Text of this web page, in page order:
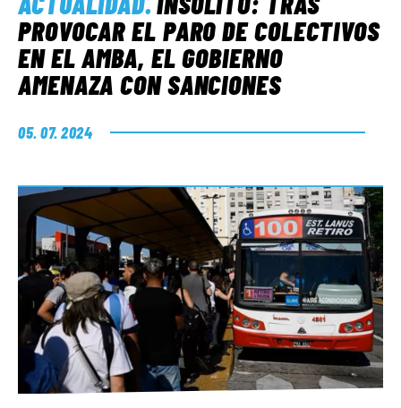
PROVOCAR EL PARO DE COLECTIVOS
EN EL AMBA, EL GOBIERNO
AMENAZA CON SANCIONES
05. 07. 2024